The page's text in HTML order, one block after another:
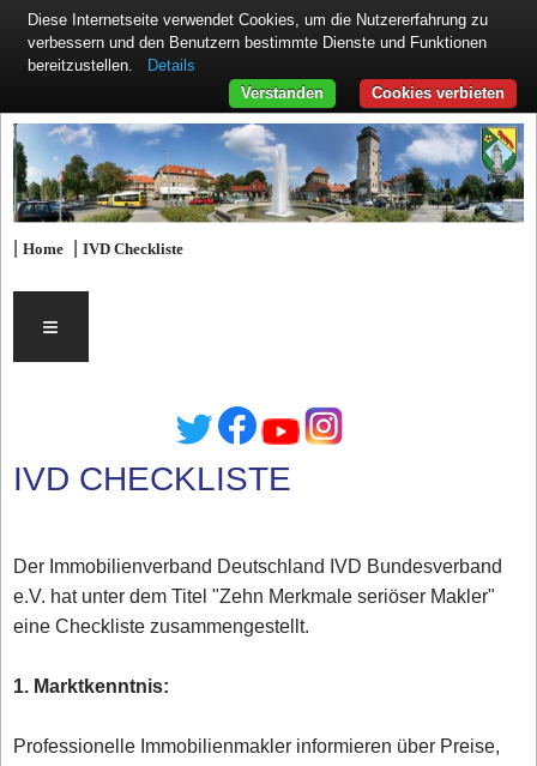
|Home |IVD Checkliste
≡
IVD CHECKLISTE
Der Immobilienverband Deutschland IVD Bundesverband
e.V. hat unter dem Titel "Zehn Merkmale seriöser Makler"
eine Checkliste zusammengestellt.
1. Marktkenntnis:
Professionelle Immobilienmakler informieren über Preise,
Diese Internetseite verwendet Cookies, um die Nutzererfahrung zu
verbessern und den Benutzern bestimmte Dienste und Funktionen
bereitzustellen.
Details
Cookies verbieten
Verstanden